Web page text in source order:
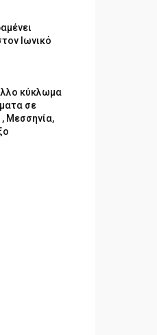
Ιωνικό
κύκλωμα
σε
, Μεσσηνία,